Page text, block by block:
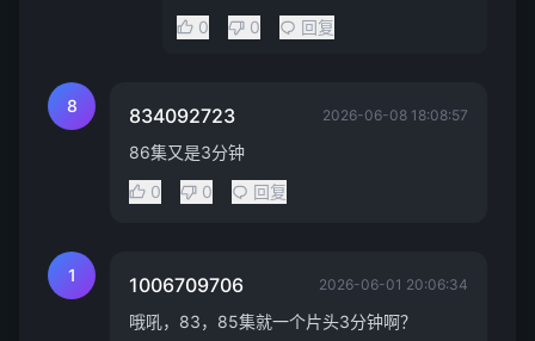
0
0 回复
8 834092723 2026-06-08 18:08:57
86集又是3分钟
0
0 回复
1 1006709706 2026-06-01 20:06:34
哦吼，83，85集就一个片头3分钟啊？